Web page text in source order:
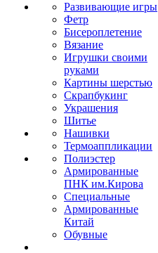
Развивающие игры
Фетр
Бисероплетение
Вязание
Игрушки своими
руками
Картины шерстью
Скрапбукинг
Украшения
Шитье
Нашивки
Термоаппликации
Полиэстер
Армированные
ПНК им.Кирова
Специальные
Армированные
Китай
Обувные